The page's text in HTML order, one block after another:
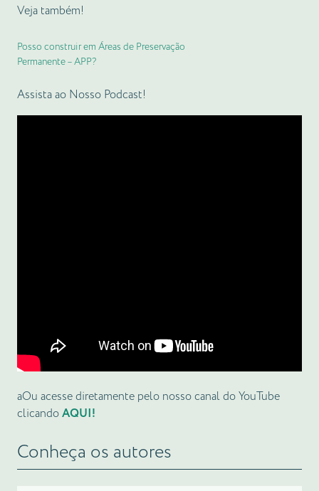
Veja também!
Posso construir em Áreas de Preservação
Permanente – APP?
Assista ao Nosso Podcast!
aOu acesse diretamente pelo nosso canal do YouTube
clicandoAQUI!
Conheça os autores